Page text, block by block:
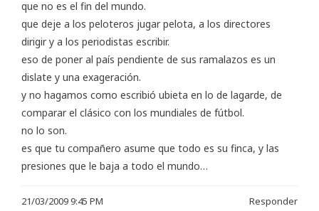
que no es el fin del mundo.
que deje a los peloteros jugar pelota, a los directores
dirigir y a los periodistas escribir.
eso de poner al país pendiente de sus ramalazos es un
dislate y una exageración.
y no hagamos como escribió ubieta en lo de lagarde, de
comparar el clásico con los mundiales de fútbol.
no lo son.
es que tu compañero asume que todo es su finca, y las
presiones que le baja a todo el mundo…
21/03/2009 9:45 PM Responder